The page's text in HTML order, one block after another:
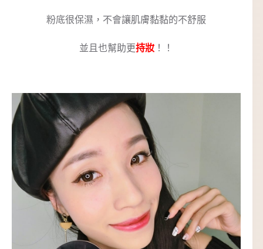
粉底很保濕，不會讓肌膚黏黏的不舒服
並且也幫助更持妝 ！！